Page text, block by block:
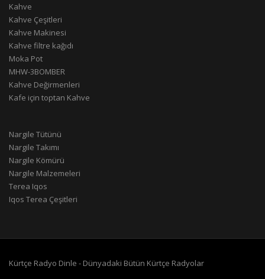
Kahve
Kahve Çeşitleri
Kahve Makinesi
Kahve filtre kağıdı
Moka Pot
MHW-3BOMBER
Kahve Değirmenleri
Kafe için toptan Kahve
Nargile Tütünü
Nargile Takımı
Nargile Kömürü
Nargile Malzemeleri
Terea Iqos
Iqos Terea Çeşitleri
Kürtçe Radyo Dinle - Dünyadaki Bütün Kürtçe Radyolar